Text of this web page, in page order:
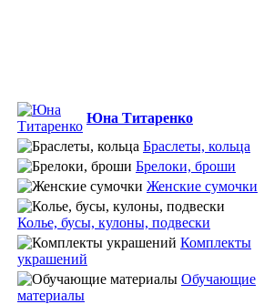
Юна Титаренко
Браслеты, кольца
Брелоки, броши
Женские сумочки
Колье, бусы, кулоны, подвески
Комплекты
украшений
Обучающие
материалы